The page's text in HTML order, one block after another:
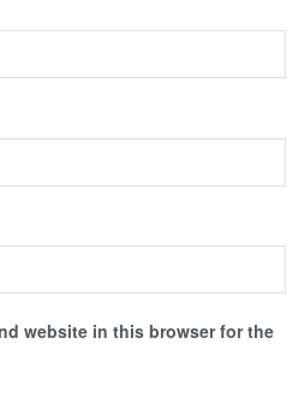
website in this browser for the